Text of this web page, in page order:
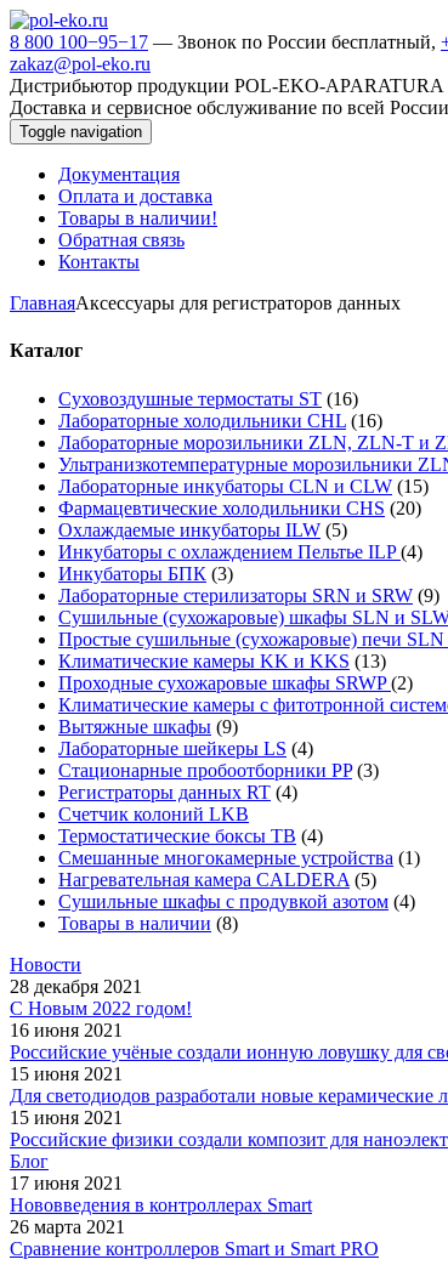
8 800 100−95−17 — Звонок по России бесплатный,
zakaz@pol-eko.ru
Дистрибьютор продукции POL-EKO-APARATURA
Доставка и сервисное обслуживание по всей России
Toggle navigation
Документация
Оплата и доставка
Товары в наличии!
Обратная связь
Контакты
ГлавнаяАксессуары для регистраторов данных
Каталог
Суховоздушные термостаты ST (16)
Лабораторные холодильники CHL (16)
Лабораторные морозильники ZLN, ZLN-T и
Ультранизкотемпературные морозильники
Лабораторные инкубаторы CLN и CLW (15)
Фармацевтические холодильники CHS (20)
Охлаждаемые инкубаторы ILW (5)
Инкубаторы с охлаждением Пельтье ILP(4)
Инкубаторы БПК (3)
Лабораторные стерилизаторы SRN и SRW (9)
Сушильные (сухожаровые) шкафы SLN и
Простые сушильные (сухожаровые) печи
Климатические камеры KK и KKS (13)
Проходные сухожаровые шкафы SRWP(2)
Климатические камеры с фитотронной
Вытяжные шкафы (9)
Лабораторные шейкеры LS (4)
Стационарные пробоотборники PP (3)
Регистраторы данных RT (4)
Счетчик колоний LKB
Термостатические боксы TB (4)
Смешанные многокамерные устройства (1)
Нагревательная камера CALDERA (5)
Сушильные шкафы с продувкой азотом (4)
Товары в наличии (8)
Новости
28 декабря 2021
С Новым 2022 годом!
16 июня 2021
Российские учёные создали ионную ловушку для
15 июня 2021
Для светодиодов разработали новые
15 июня 2021
Российские физики создали композит для
Блог
17 июня 2021
Нововведения в контроллерах Smart
26 марта 2021
Сравнение контроллеров Smart и Smart PRO